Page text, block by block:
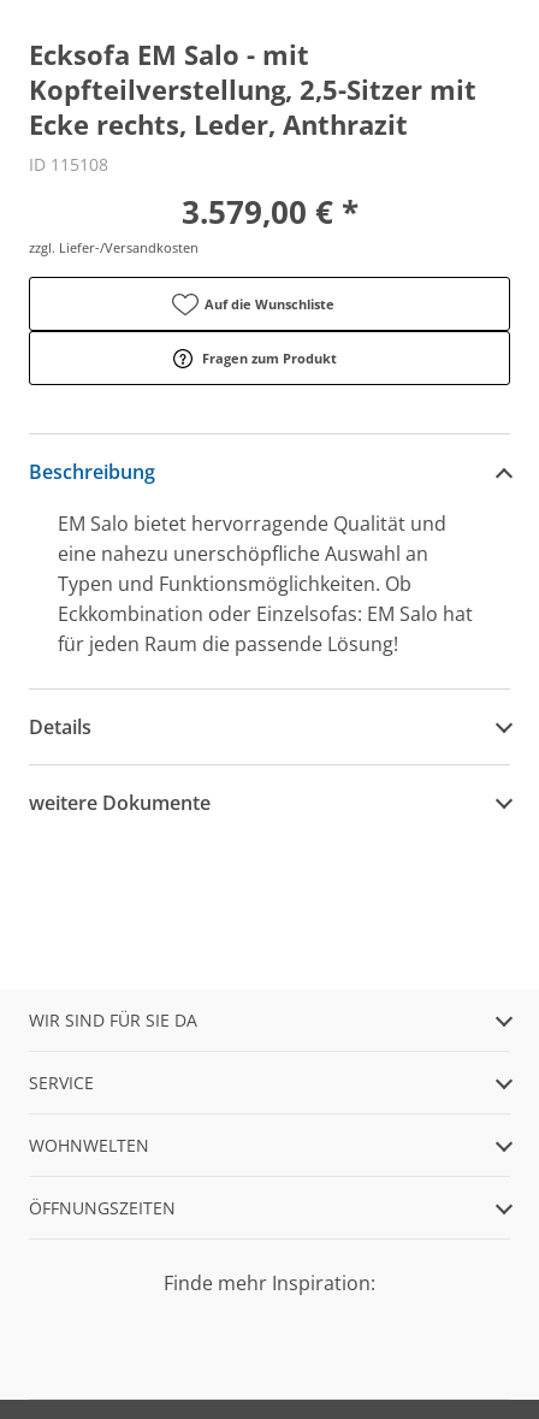
Ecksofa EM Salo - mit
Kopfteilverstellung, 2,5-Sitzer mit
Ecke rechts, Leder, Anthrazit
ID 115108
3.579,00 € *
zzgl. Liefer-/Versandkosten
Auf die Wunschliste
Fragen zum Produkt
Beschreibung
EM Salo bietet hervorragende Qualität und
eine nahezu unerschöpfliche Auswahl an
Typen und Funktionsmöglichkeiten. Ob
Eckkombination oder Einzelsofas: EM Salo hat
für jeden Raum die passende Lösung!
Details
weitere Dokumente
WIR SIND FÜR SIE DA
SERVICE
WOHNWELTEN
ÖFFNUNGSZEITEN
Finde mehr Inspiration: